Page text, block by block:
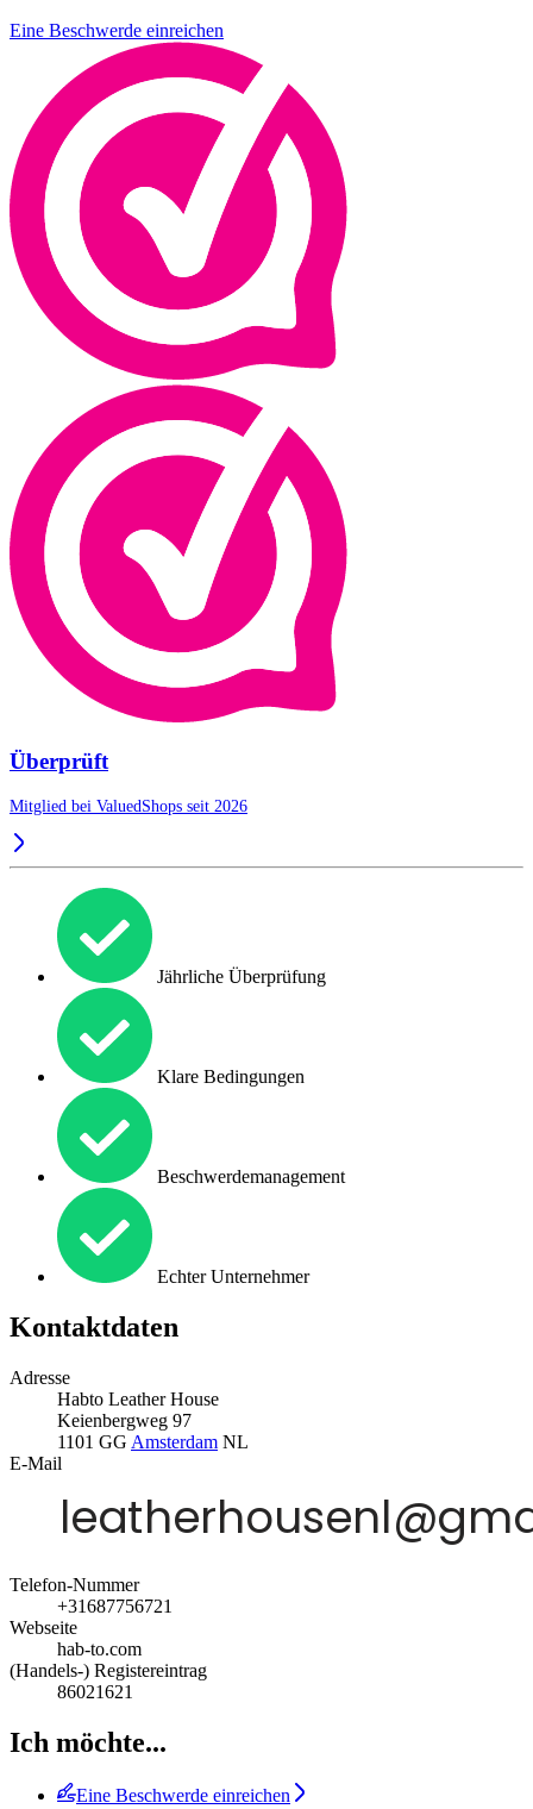
Eine Beschwerde einreichen
Überprüft
Mitglied bei ValuedShops seit 2026
Jährliche Überprüfung
Klare Bedingungen
Beschwerdemanagement
Echter Unternehmer
Kontaktdaten
Adresse
Habto Leather House
Keienbergweg 97
1101 GG Amsterdam NL
E-Mail
Telefon-Nummer
+31687756721
Webseite
hab-to.com
(Handels-) Registereintrag
86021621
Ich möchte...
Eine Beschwerde einreichen